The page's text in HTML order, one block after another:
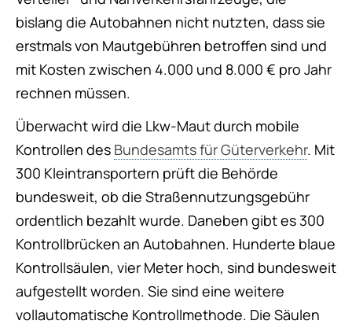
bislang die Autobahnen nicht nutzten, dass sie
erstmals von Mautgebühren betroffen sind und
mit Kosten zwischen 4.000 und 8.000 € pro Jahr
rechnen müssen.
Überwacht wird die Lkw-Maut durch mobile
Kontrollen des Bundesamts für Güterverkehr. Mit
300 Kleintransportern prüft die Behörde
bundesweit, ob die Straßennutzungsgebühr
ordentlich bezahlt wurde. Daneben gibt es 300
Kontrollbrücken an Autobahnen. Hunderte blaue
Kontrollsäulen, vier Meter hoch, sind bundesweit
aufgestellt worden. Sie sind eine weitere
vollautomatische Kontrollmethode. Die Säulen